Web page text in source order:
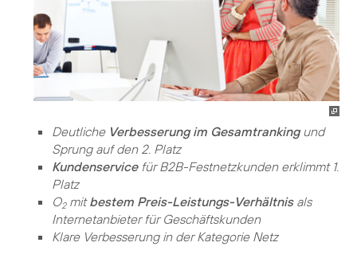
Deutliche Verbesserung im Gesamtrankingund
Sprung auf den 2. Platz
Kundenservicefür B2B-Festnetzkunden erklimmt 1.
Platz
O2mitbestem Preis-Leistungs-Verhältnisals
Internetanbieter für Geschäftskunden
Klare Verbesserung in der Kategorie Netz